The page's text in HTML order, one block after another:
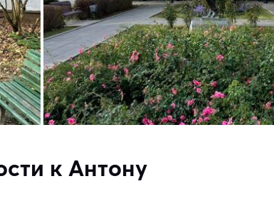
к Антону